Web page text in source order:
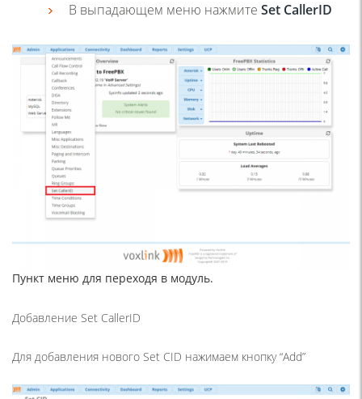
В выпадающем меню нажмите Set CallerID
Пункт меню для переходя в модуль.
Добавление Set CallerID
Для добавления нового Set CID нажимаем кнопку “Add”